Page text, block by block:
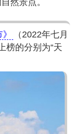
（2022年七月
榜的分别为“天